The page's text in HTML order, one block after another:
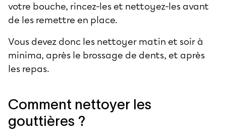
votre bouche, rincez-les et nettoyez-les avant
de les remettre en place.
Vous devez donc les nettoyer matin et soir à
minima, après le brossage de dents, et après
les repas.
Comment nettoyer les
gouttières ?